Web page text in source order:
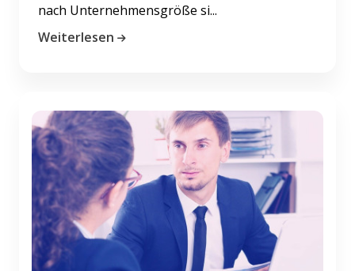
nach Unternehmensgröße si...
Weiterlesen